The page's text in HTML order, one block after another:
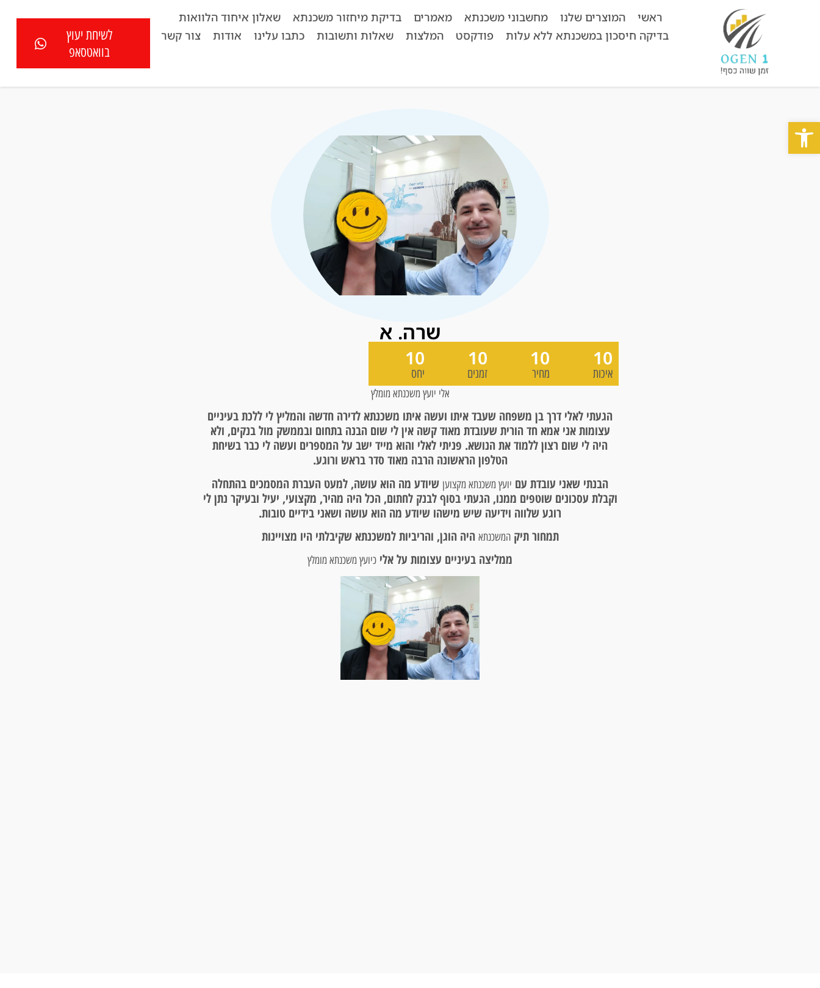
ראשי המוצרים שלנו מחשבוני משכנתא מאמרים בדיקת מיחזור משכנתא
שאלון איחוד הלוואות
בדיקה חיסכון במשכנתא ללא עלות
פודקסט המלצות שאלות ותשובות כתבו עלינו אודות צור קשר
לשיחת יעוץ
בוואטסאפ
שרה. א
10
איכות
10
מחיר
10
זמנים
10
יחס
אלי יועץ משכנתא מומלץ
הגעתי לאלי דרך בן משפחה שעבד איתו ועשה איתו משכנתא לדירה חדשה והמליץ לי ללכת בעיניים
עצומות אני אמא חד הורית שעובדת מאוד קשה אין לי שום הבנה בתחום ובממשק מול בנקים, ולא
היה לי שום רצון ללמוד את הנושא. פניתי לאלי והוא מייד ישב על המספרים ועשה לי כבר בשיחת
הטלפון הראשונה הרבה מאוד סדר בראש ורוגע.
הבנתי שאני עובדת עם יועץ משכנתא מקצוען שיודע מה הוא עושה, למעט העברת המסמכים בהתחלה
וקבלת עסכונים שוטפים ממנו, הגעתי בסוף לבנק לחתום, הכל היה מהיר, מקצועי, יעיל ובעיקר נתן לי
רוגע שלווה וידיעה שיש מישהו שיודע מה הוא עושה ושאני בידיים טובות.
תמחור תיקהמשכנתא היה הוגן, והריביות למשכנתא שקיבלתי היו מצויינות
ממליצה בעיניים עצומות על אלי כיועץ משכנתא מומלץ
פתח סרגל נגישות